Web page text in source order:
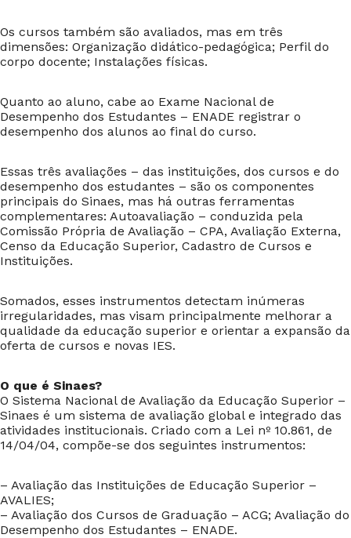
Os cursos também são avaliados, mas em três
dimensões: Organização didático-pedagógica; Perfil do
corpo docente; Instalações físicas.
Quanto ao aluno, cabe ao Exame Nacional de
Desempenho dos Estudantes – ENADE registrar o
desempenho dos alunos ao final do curso.
Essas três avaliações – das instituições, dos cursos e do
desempenho dos estudantes – são os componentes
principais do Sinaes, mas há outras ferramentas
complementares: Autoavaliação – conduzida pela
Comissão Própria de Avaliação – CPA, Avaliação Externa,
Censo da Educação Superior, Cadastro de Cursos e
Instituições.
Somados, esses instrumentos detectam inúmeras
irregularidades, mas visam principalmente melhorar a
qualidade da educação superior e orientar a expansão da
oferta de cursos e novas IES.
O que é Sinaes?
O Sistema Nacional de Avaliação da Educação Superior –
Sinaes é um sistema de avaliação global e integrado das
atividades institucionais. Criado com a Lei nº 10.861, de
14/04/04, compõe-se dos seguintes instrumentos:
– Avaliação das Instituições de Educação Superior –
AVALIES;
– Avaliação dos Cursos de Graduação – ACG; Avaliação do
Desempenho dos Estudantes – ENADE.